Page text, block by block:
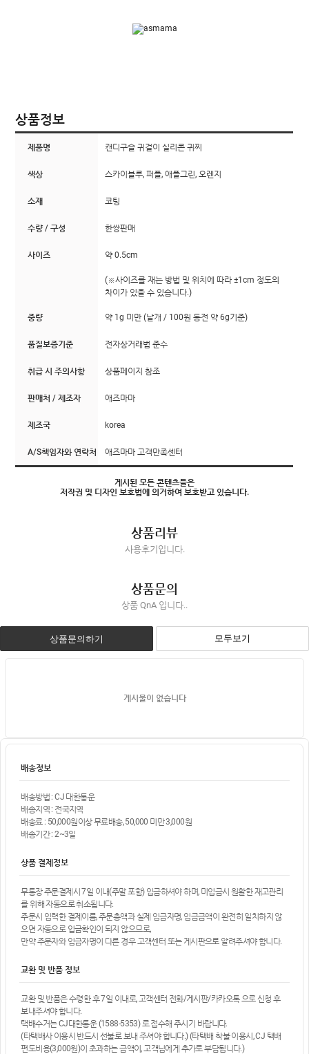
상품정보
제품명 캔디구슬 귀걸이 실리콘 귀찌
색상 스카이블루, 퍼플, 애플그린, 오렌지
소재 코팅
수량 / 구성 한쌍판매
사이즈 약 0.5cm
(※사이즈를 재는 방법 및 위치에 따라 ±1cm 정도의
차이가 있을 수 있습니다.)
중량 약 1g 미만 (낱개 / 100원 동전 약 6g기준)
품질보증기준 전자상거래법 준수
취급 시 주의사항 상품페이지 참조
판매처 / 제조자 애즈마마
제조국 korea
A/S책임자와 연락처 애즈마마 고객만족센터
게시된 모든 콘텐츠들은
저작권 및 디자인 보호법에 의거하여 보호받고 있습니다.
상품리뷰
사용후기입니다.
상품문의
상품 QnA 입니다..
상품문의하기 모두보기
게시물이 없습니다
배송정보
배송방법 : CJ 대한통운
배송지역 : 전국지역
배송료 : 50,000원이상 무료배송, 50,000 미만 3,000원
배송기간 : 2~3일
상품 결제정보
무통장 주문결제시 7일 이내(주말 포함) 입금하셔야 하며, 미입금시 원활한 재고관리
를 위해 자동으로 취소됩니다.
주문시 입력한 결제이름, 주문총액과 실제 입금자명, 입금금액이 완전히 일치하지 않
으면 자동으로 입금확인이 되지 않으므로,
만약 주문자와 입금자명이 다른 경우 고객센터 또는 게시판으로 알려주셔야 합니다.
교환 및 반품 정보
교환 및 반품은 수령한 후 7일 이내로, 고객센터 전화/게시판/카카오톡 으로 신청 후
보내주셔야 합니다.
택배수거는 CJ대한통운 (1588-5353) 로 접수해 주시기 바랍니다.
(타택배사 이용시 반드시 선불로 보내 주셔야 합니다.) (타택배 착불 이용시, CJ 택배
편도비용(3,000원)이 초과하는 금액이, 고객님에게 추가로 부담됩니다.)